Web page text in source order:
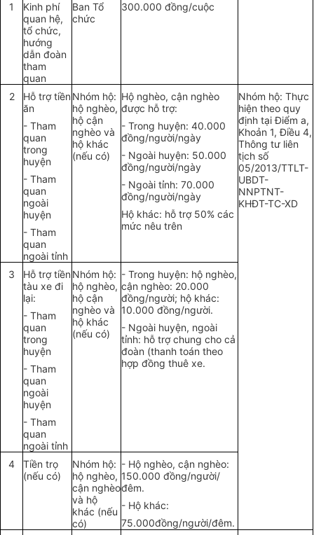
1
Kinh phí
quan hệ,
tổ chức,
hướng
dẫn đoàn
tham
quan
Ban Tổ
chức
300.000 đồng/cuộc
2
Hỗ trợ tiền
ăn
- Tham
quan
trong
huyện
- Tham
quan
ngoài
huyện
- Tham
quan
ngoài tỉnh
Nhóm hộ:
hộ nghèo,
hộ cận
nghèo và
hộ khác
(nếu có)
Hộ nghèo, cận nghèo
được hỗ trợ:
- Trong huyện: 40.000
đồng/người/ngày
- Ngoài huyện: 50.000
đồng/người/ngày
- Ngoài tỉnh: 70.000
đồng/người/ngày
Hộ khác: hỗ trợ 50% các
mức nêu trên
Nhóm hộ: Thực
hiện theo quy
định tại Điểm a,
Khoản 1, Điều 4,
Thông tư liên
tịch số
05/2013/TTLT-
UBDT-
NNPTNT-
KHĐT-TC-XD
3
Hỗ trợ tiền
tàu xe đi
lại:
- Tham
quan
trong
huyện
- Tham
quan
ngoài
huyện
- Tham
quan
ngoài tỉnh
Nhóm hộ:
hộ nghèo,
hộ cận
nghèo và
hộ khác
(nếu có)
- Trong huyện: hộ nghèo,
cận nghèo: 20.000
đồng/người; hộ khác:
10.000 đồng/người.
- Ngoài huyện, ngoài
tỉnh: hỗ trợ chung cho cả
đoàn (thanh toán theo
hợp đồng thuê xe.
4
Tiền trọ
(nếu có)
Nhóm hộ:
hộ nghèo,
cận nghèo
và hộ
khác (nếu
có)
- Hộ nghèo, cận nghèo:
150.000 đồng/người/
đêm.
- Hộ khác:
75.000đồng/người/đêm.